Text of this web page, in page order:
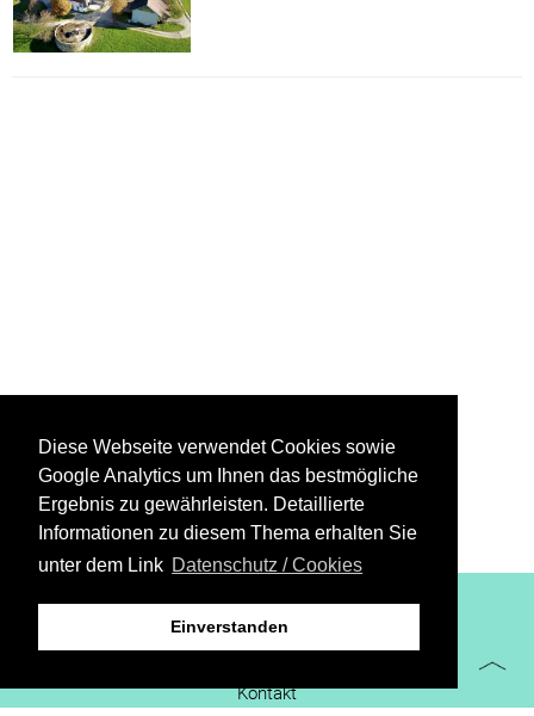
Diese Webseite verwendet Cookies sowie
Google Analytics um Ihnen das bestmögliche
Ergebnis zu gewährleisten. Detaillierte
Informationen zu diesem Thema erhalten Sie
unter dem Link Datenschutz / Cookies
Einverstanden
XiBIT Infoguide 2021
Kontakt